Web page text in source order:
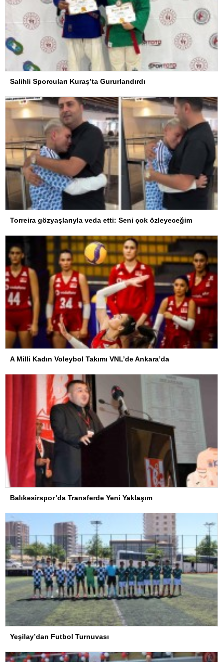
Salihli Sporcuları Kuraş’ta Gururlandırdı
Torreira gözyaşlarıyla veda etti: Seni çok özleyeceğim
A Milli Kadın Voleybol Takımı VNL’de Ankara’da
Balıkesirspor’da Transferde Yeni Yaklaşım
Yeşilay’dan Futbol Turnuvası